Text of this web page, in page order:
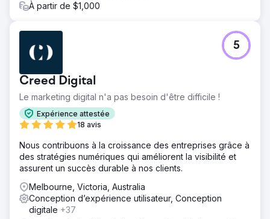
À partir de $1,000
Creed Digital
Le marketing digital n'a pas besoin d'être difficile !
Expérience attestée
18 avis
5
Nous contribuons à la croissance des entreprises grâce à
des stratégies numériques qui améliorent la visibilité et
assurent un succès durable à nos clients.
Melbourne, Victoria, Australia
Conception d’expérience utilisateur, Conception
digitale +37